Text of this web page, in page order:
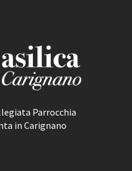
Parrocchia
in Carignano